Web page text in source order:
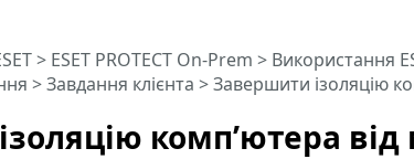
комп’ютера від
> ESET PROTECT On-Prem > Використання
>Завдання клієнта > Завершити ізоляцію